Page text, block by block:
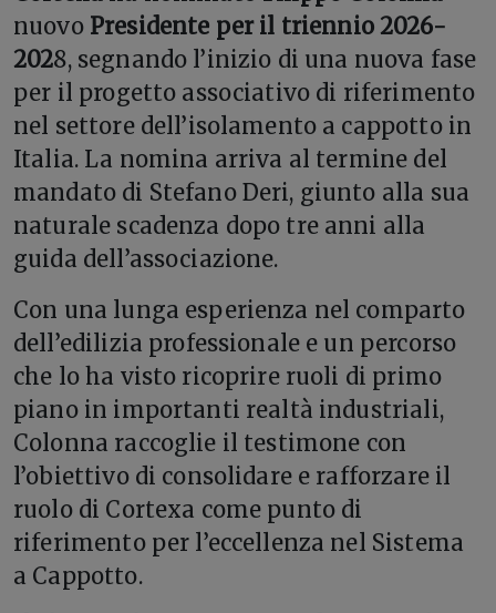
nuovo Presidente per il triennio 2026-
2028, segnando l’inizio di una nuova fase
per il progetto associativo di riferimento
nel settore dell’isolamento a cappotto in
Italia. La nomina arriva al termine del
mandato di Stefano Deri, giunto alla sua
naturale scadenza dopo tre anni alla
guida dell’associazione.
Con una lunga esperienza nel comparto
dell’edilizia professionale e un percorso
che lo ha visto ricoprire ruoli di primo
piano in importanti realtà industriali,
Colonna raccoglie il testimone con
l’obiettivo di consolidare e rafforzare il
ruolo di Cortexa come punto di
riferimento per l’eccellenza nel Sistema
a Cappotto.